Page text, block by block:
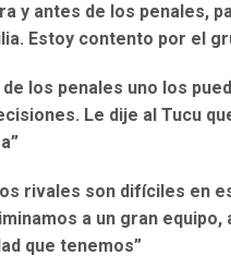
y antes de los penales,
Estoy contento por el
de los penales uno los
Le dije al Tucu
rivales son difíciles en
a un gran equipo,
que tenemos”